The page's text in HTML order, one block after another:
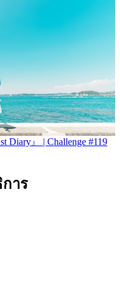
Diary』 | Challenge #119
าร